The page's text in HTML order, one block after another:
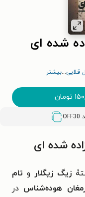
شده ای
قلایی...بیشتر
تومان
OFF30
شده ای
زیگ زیگلار و تام
هوده‌شناس در